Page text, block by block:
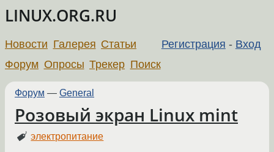
LINUX.ORG.RU
Регистрация - Вход
Новости Галерея Статьи
Форум Опросы Трекер Поиск
Форум — General
Розовый экран Linux mint
электропитание